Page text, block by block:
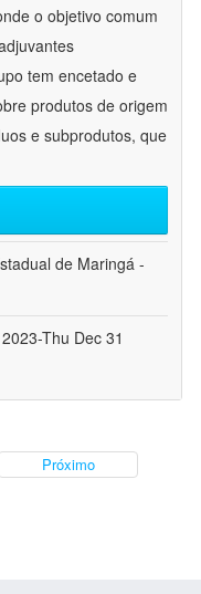
o objetivo comum
tem encetado e
produtos de origem
e subprodutos, que
de Maringá -
Thu Dec 31
Próximo